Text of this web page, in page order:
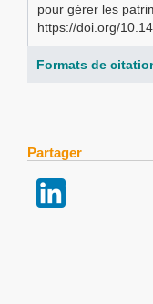
pour gérer les
https://doi.org/
Formats de
Partager